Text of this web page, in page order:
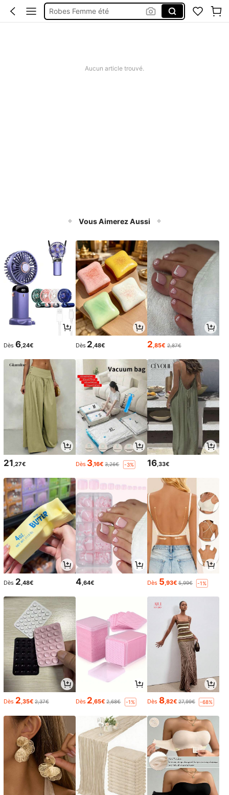
Robes Femme été
Aucun article trouvé.
Vous Aimerez Aussi
Dès 6,24€ Dès 2 ,48€ 2 ,85€ 2,87€
21,27€ Dès 3,16€ 3,26€ -3% 16,33€
Dès 2,48€ 4,64€ Dès 5,93€ 5,99€ -1%
Dès 2,35€ 2,37€ Dès 2,65€ 2,68€ -1% Dès 8,82€ 27,99€ -68%